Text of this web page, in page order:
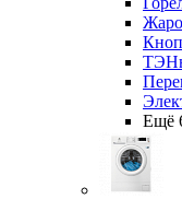
Ещё